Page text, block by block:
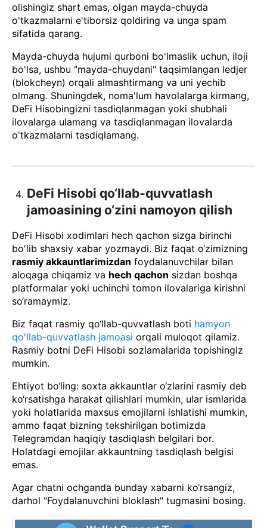
olishingiz shart emas, olgan mayda-chuyda
o'tkazmalarni e'tiborsiz qoldiring va unga spam
sifatida qarang.
Mayda-chuyda hujumi qurboni bo'lmaslik uchun, iloji
bo'lsa, ushbu "mayda-chuydani" taqsimlangan ledjer
(blokcheyn) orqali almashtirmang va uni yechib
olmang. Shuningdek, noma'lum havolalarga kirmang,
DeFi Hisobingizni tasdiqlanmagan yoki shubhali
ilovalarga ulamang va tasdiqlanmagan ilovalarda
o'tkazmalarni tasdiqlamang.
DeFi Hisobi qo‘llab-quvvatlash
jamoasining o‘zini namoyon qilish
DeFi Hisobi xodimlari hech qachon sizga birinchi
bo'lib shaxsiy xabar yozmaydi. Biz faqat o‘zimizning
rasmiy akkauntlarimizdan foydalanuvchilar bilan
aloqaga chiqamiz va hech qachon sizdan boshqa
platformalar yoki uchinchi tomon ilovalariga kirishni
so‘ramaymiz.
Biz faqat rasmiy qo‘llab-quvvatlash boti hamyon
qo'llab-quvvatlash jamoasi orqali muloqot qilamiz.
Rasmiy botni DeFi Hisobi sozlamalarida topishingiz
mumkin.
Ehtiyot bo‘ling: soxta akkauntlar o‘zlarini rasmiy deb
ko‘rsatishga harakat qilishlari mumkin, ular ismlarida
yoki holatlarida maxsus emojilarni ishlatishi mumkin,
ammo faqat bizning tekshirilgan botimizda
Telegramdan haqiqiy tasdiqlash belgilari bor.
Holatdagi emojilar akkauntning tasdiqlash belgisi
emas.
Agar chatni ochganda bunday xabarni ko‘rsangiz,
darhol "Foydalanuvchini bloklash" tugmasini bosing.